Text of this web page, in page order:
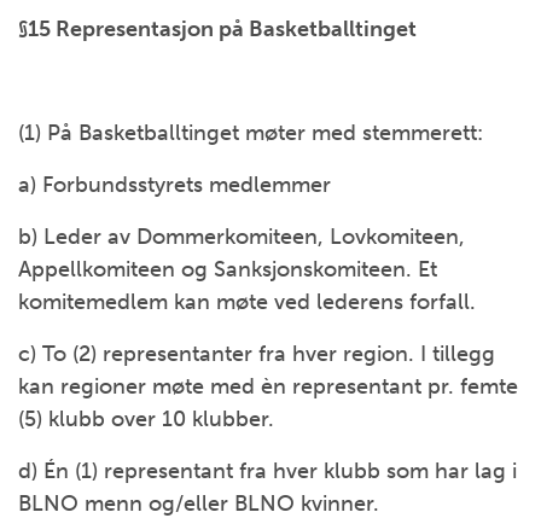
§15 Representasjon på Basketballtinget
(1) På Basketballtinget møter med stemmerett:
a) Forbundsstyrets medlemmer
b) Leder av Dommerkomiteen, Lovkomiteen,
Appellkomiteen og Sanksjonskomiteen. Et
komitemedlem kan møte ved lederens forfall.
c) To (2) representanter fra hver region. I tillegg
kan regioner møte med èn representant pr. femte
(5) klubb over 10 klubber.
d) Én (1) representant fra hver klubb som har lag i
BLNO menn og/eller BLNO kvinner.